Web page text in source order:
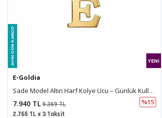
E-Goldia
Yıldız Taşlı Kolye
7.637 TL9.012 TL %15
2.659 TL x 3 Taksit